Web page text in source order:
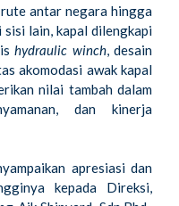
antar negara hingga
lain, kapal dilengkapi
hydraulic winch, desain
akomodasi awak kapal
nilai tambah dalam
dan kinerja
apresiasi dan
kepada Direksi,